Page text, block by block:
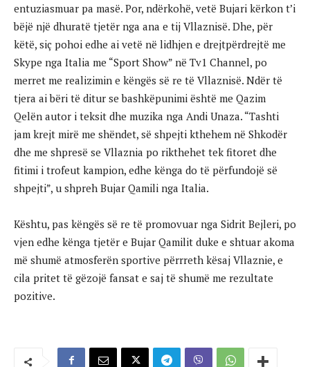
entuziasmuar pa masë. Por, ndërkohë, vetë Bujari kërkon t’i
bëjë një dhuratë tjetër nga ana e tij Vllaznisë. Dhe, për
këtë, siç pohoi edhe ai vetë në lidhjen e drejtpërdrejtë me
Skype nga Italia me “Sport Show” në Tv1 Channel, po
merret me realizimin e këngës së re të Vllaznisë. Ndër të
tjera ai bëri të ditur se bashkëpunimi është me Qazim
Qelën autor i teksit dhe muzika nga Andi Unaza. “Tashti
jam krejt mirë me shëndet, së shpejti kthehem në Shkodër
dhe me shpresë se Vllaznia po rikthehet tek fitoret dhe
fitimi i trofeut kampion, edhe kënga do të përfundojë së
shpejti”, u shpreh Bujar Qamili nga Italia.
Kështu, pas këngës së re të promovuar nga Sidrit Bejleri, po
vjen edhe kënga tjetër e Bujar Qamilit duke e shtuar akoma
më shumë atmosferën sportive përrreth kësaj Vllaznie, e
cila pritet të gëzojë fansat e saj të shumë me rezultate
pozitive.